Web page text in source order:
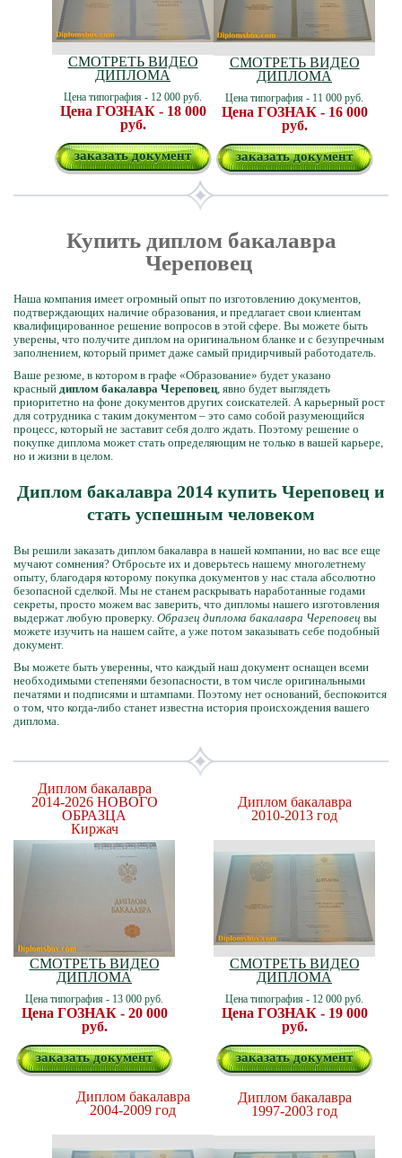
СМОТРЕТЬ ВИДЕО
ДИПЛОМА
Цена типография - 12 000 руб.
Цена ГОЗНАК - 18 000
руб.
заказать документ
СМОТРЕТЬ ВИДЕО
ДИПЛОМА
Цена типография - 11 000 руб.
Цена ГОЗНАК - 16 000
руб.
заказать документ
Купить диплом бакалавра
Череповец
Наша компания имеет огромный опыт по изготовлению документов,
подтверждающих наличие образования, и предлагает свои клиентам
квалифицированное решение вопросов в этой сфере. Вы можете быть
уверены, что получите диплом на оригинальном бланке и с безупречным
заполнением, который примет даже самый придирчивый работодатель.
Ваше резюме, в котором в графе «Образование» будет указано
красный диплом бакалавра Череповец, явно будет выглядеть
приоритетно на фоне документов других соискателей. А карьерный рост
для сотрудника с таким документом – это само собой разумеющийся
процесс, который не заставит себя долго ждать. Поэтому решение о
покупке диплома может стать определяющим не только в вашей карьере,
но и жизни в целом.
Диплом бакалавра 2014 купить Череповец и
стать успешным человеком
Вы решили заказать диплом бакалавра в нашей компании, но вас все еще
мучают сомнения? Отбросьте их и доверьтесь нашему многолетнему
опыту, благодаря которому покупка документов у нас стала абсолютно
безопасной сделкой. Мы не станем раскрывать наработанные годами
секреты, просто можем вас заверить, что дипломы нашего изготовления
выдержат любую проверку. Образец диплома бакалавра Череповец вы
можете изучить на нашем сайте, а уже потом заказывать себе подобный
документ.
Вы можете быть уверенны, что каждый наш документ оснащен всеми
необходимыми степенями безопасности, в том числе оригинальными
печатями и подписями и штампами. Поэтому нет оснований, беспокоится
о том, что когда-либо станет известна история происхождения вашего
диплома.
Диплом бакалавра
2014-2026 НОВОГО
ОБРАЗЦА
Киржач
СМОТРЕТЬ ВИДЕО
ДИПЛОМА
Цена типография - 13 000 руб.
Цена ГОЗНАК - 20 000
руб.
заказать документ
Диплом бакалавра
2010-2013 год
СМОТРЕТЬ ВИДЕО
ДИПЛОМА
Цена типография - 12 000 руб.
Цена ГОЗНАК - 19 000
руб.
заказать документ
Диплом бакалавра
2004-2009 год
Диплом бакалавра
1997-2003 год